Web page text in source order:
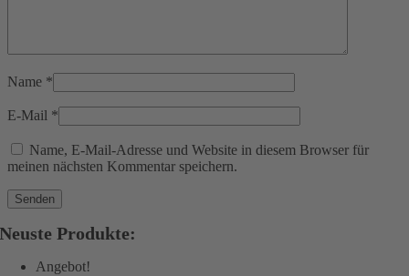
Name *
E-Mail *
Name, E-Mail-Adresse und Website in diesem Browser für
meinen nächsten Kommentar speichern.
Neuste Produkte:
Angebot!